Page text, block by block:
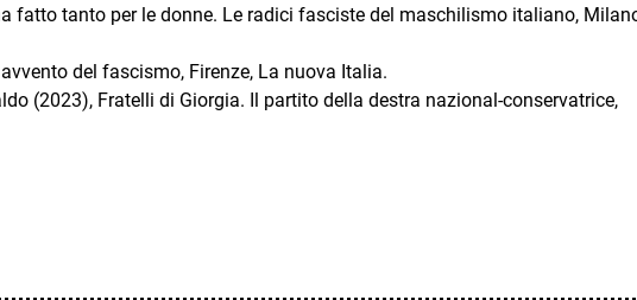
fatto tanto per le donne. Le radici fasciste del maschilismo italiano,
del fascismo, Firenze, La nuova Italia.
(2023), Fratelli di Giorgia. Il partito della destra nazional-conservatrice,